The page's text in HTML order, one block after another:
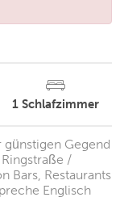
1 Schlafzimmer
Gegend
/
Bars, Restaurants
Englisch